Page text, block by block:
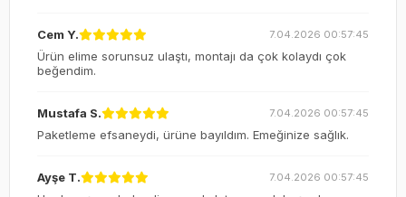
Cem Y. 7.04.2026 00:57:45
Ürün elime sorunsuz ulaştı, montajı da çok kolaydı çok
beğendim.
Mustafa S. 7.04.2026 00:57:45
Paketleme efsaneydi, ürüne bayıldım. Emeğinize sağlık.
Ayşe T. 7.04.2026 00:57:45